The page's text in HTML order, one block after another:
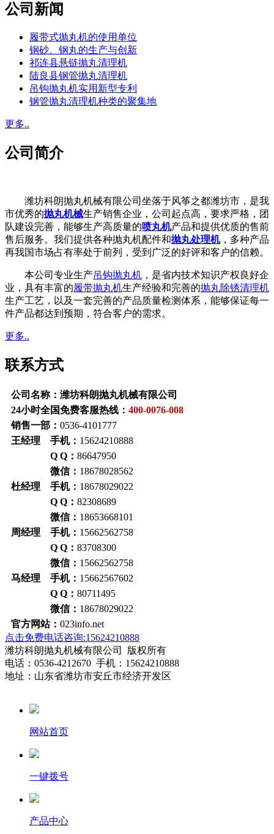
公司新闻
履带式抛丸机的使用单位
钢砂、钢丸的生产与创新
祁连县悬链抛丸清理机
陆良县钢管抛丸清理机
吊钩抛丸机实用新型专利
钢管抛丸清理机种类的聚集地
更多..
公司简介
潍坊科朗抛丸机械有限公司坐落于风筝之都潍坊市，是我
市优秀的抛丸机械生产销售企业，公司起点高，要求严格，团
队建设完善，能够生产高质量的喷丸机产品和提供优质的售前
售后服务。我们提供各种抛丸机配件和抛丸处理机，多种产品
再我国市场占有率处于前列，受到广泛的好评和客户的信赖。
本公司专业生产吊钩抛丸机 ，是省内技术知识产权良好企
业，具有丰富的履带抛丸机生产经验和完善的抛丸除锈清理机
生产工艺，以及一套完善的产品质量检测体系，能够保证每一
件产品都达到预期，符合客户的需求。
更多..
联系方式
公司名称：潍坊科朗抛丸机械有限公司
24小时全国免费客服热线： 400-0076-008
销售一部： 0536-4101777
王经理 手机： 15624210888
Q Q： 86647950
微信： 18678028562
杜经理 手机： 18678029022
Q Q： 82308689
微信： 18653668101
周经理 手机： 15662562758
Q Q： 83708300
微信： 15662562758
马经理 手机： 15662567602
Q Q： 80711495
微信： 18678029022
官方网站： 023info.net
点击免费电话咨询:15624210888
潍坊科朗抛丸机械有限公司 版权所有
电话：0536-4212670 手机：15624210888
地址：山东省潍坊市安丘市经济开发区
网站首页
一键拨号
产品中心